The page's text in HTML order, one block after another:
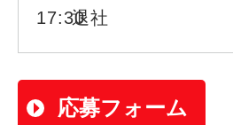
17:30退社
応募フォーム